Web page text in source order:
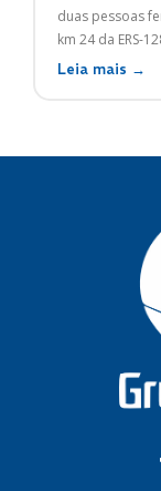
duas pessoas
km 24 da ERS-
Leia mais →